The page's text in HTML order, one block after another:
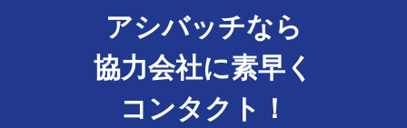
アシバッチなら
協力会社に素早く
コンタクト！